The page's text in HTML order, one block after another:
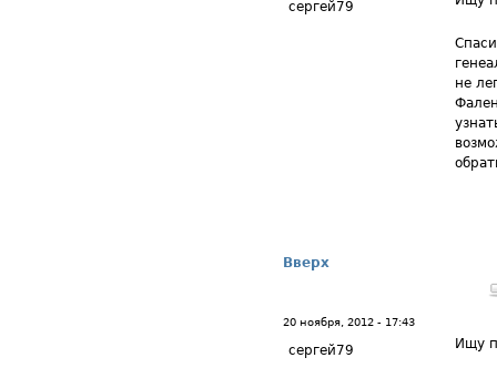
сергей79
не
Вверх
20 ноября, 2012 - 17:43
сергей79 Ищу